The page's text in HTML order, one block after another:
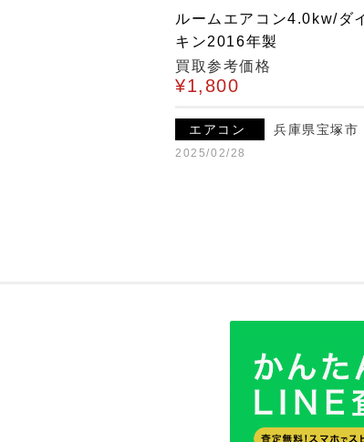
ルームエアコン4.0kw/ダ
キン2016年製
買取参考価格
¥1,800
エアコン 兵庫県宝塚市
2025/02/28